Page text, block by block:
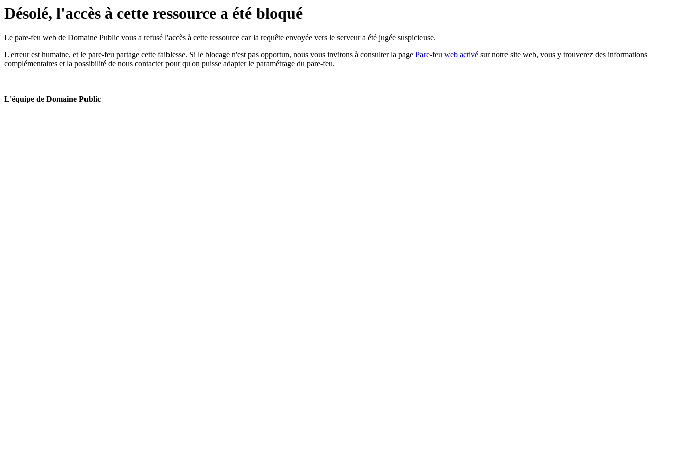
Désolé, l'accès à cette ressource a été bloqué
Le pare-feu web de Domaine Public vous a refusé l'accès à cette ressource car la requête envoyée vers le serveur a été jugée suspicieuse.
L'erreur est humaine, et le pare-feu partage cette faiblesse. Si le blocage n'est pas opportun, nous vous invitons à consulter la page Pare-feu web activé sur notre site web, vous y trouverez des informations
complémentaires et la possibilité de nous contacter pour qu'on puisse adapter le paramétrage du pare-feu.
L'équipe de Domaine Public